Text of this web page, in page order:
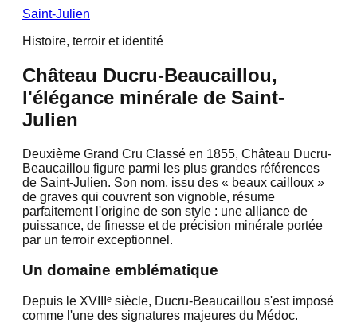
Saint-Julien
Histoire, terroir et identité
Château Ducru-Beaucaillou,
l'élégance minérale de Saint-
Julien
Deuxième Grand Cru Classé en 1855, Château Ducru-
Beaucaillou figure parmi les plus grandes références
de Saint-Julien. Son nom, issu des « beaux cailloux »
de graves qui couvrent son vignoble, résume
parfaitement l'origine de son style : une alliance de
puissance, de finesse et de précision minérale portée
par un terroir exceptionnel.
Un domaine emblématique
Depuis le XVIIIᵉ siècle, Ducru-Beaucaillou s'est imposé
comme l'une des signatures majeures du Médoc.